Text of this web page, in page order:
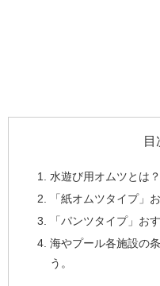
目
水遊び用オムツとは
「紙オムツタイプ」
「パンツタイプ」お
海やプール各施設の
う。